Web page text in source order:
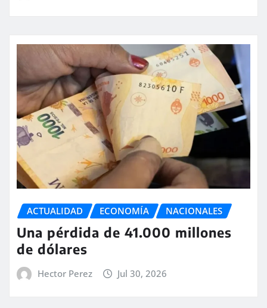
ACTUALIDAD ECONOMÍA NACIONALES
Una pérdida de 41.000 millones
de dólares
Hector Perez Jul 30, 2026